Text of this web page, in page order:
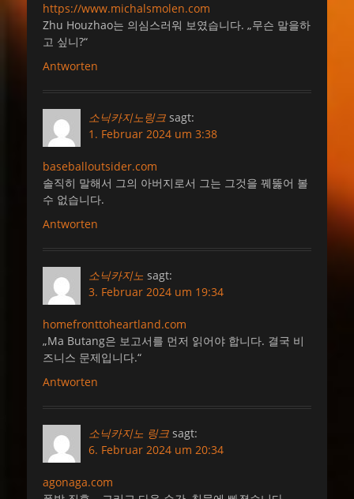
https://www.michalsmolen.com
Zhu Houzhao는 의심스러워 보였습니다. „무슨 말을하
고 싶니?“
Antworten
소닉카지노링크 sagt:
1. Februar 2024 um 3:38
baseballoutsider.com
솔직히 말해서 그의 아버지로서 그는 그것을 꿰뚫어 볼
수 없습니다.
Antworten
소닉카지노 sagt:
3. Februar 2024 um 19:34
homefronttoheartland.com
„Ma Butang은 보고서를 먼저 읽어야 합니다. 결국 비
즈니스 문제입니다.“
Antworten
소닉카지노 링크 sagt:
6. Februar 2024 um 20:34
agonaga.com